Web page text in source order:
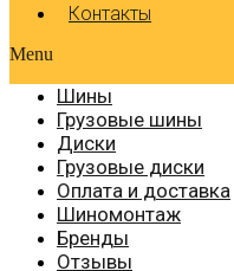
Контакты
Menu
Шины
Грузовые шины
Диски
Грузовые диски
Оплата и доставка
Шиномонтаж
Бренды
Отзывы